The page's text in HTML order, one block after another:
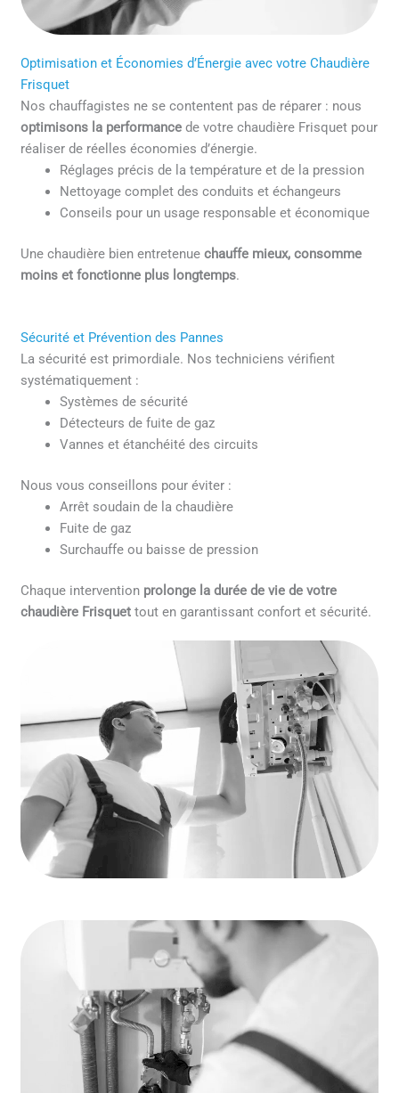
Optimisation et Économies d’Énergie avec votre Chaudière
Frisquet
Nos chauffagistes ne se contentent pas de réparer : nous
optimisons la performance de votre chaudière Frisquet pour
réaliser de réelles économies d’énergie.
Réglages précis de la température et de la pression
Nettoyage complet des conduits et échangeurs
Conseils pour un usage responsable et économique
Une chaudière bien entretenuechauffe mieux, consomme
moins et fonctionne plus longtemps.
Sécurité et Prévention des Pannes
La sécurité est primordiale. Nos techniciens vérifient
systématiquement :
Systèmes de sécurité
Détecteurs de fuite de gaz
Vannes et étanchéité des circuits
Nous vous conseillons pour éviter :
Arrêt soudain de la chaudière
Fuite de gaz
Surchauffe ou baisse de pression
Chaque intervention prolonge la durée de vie de votre
chaudière Frisquet tout en garantissant confort et sécurité.